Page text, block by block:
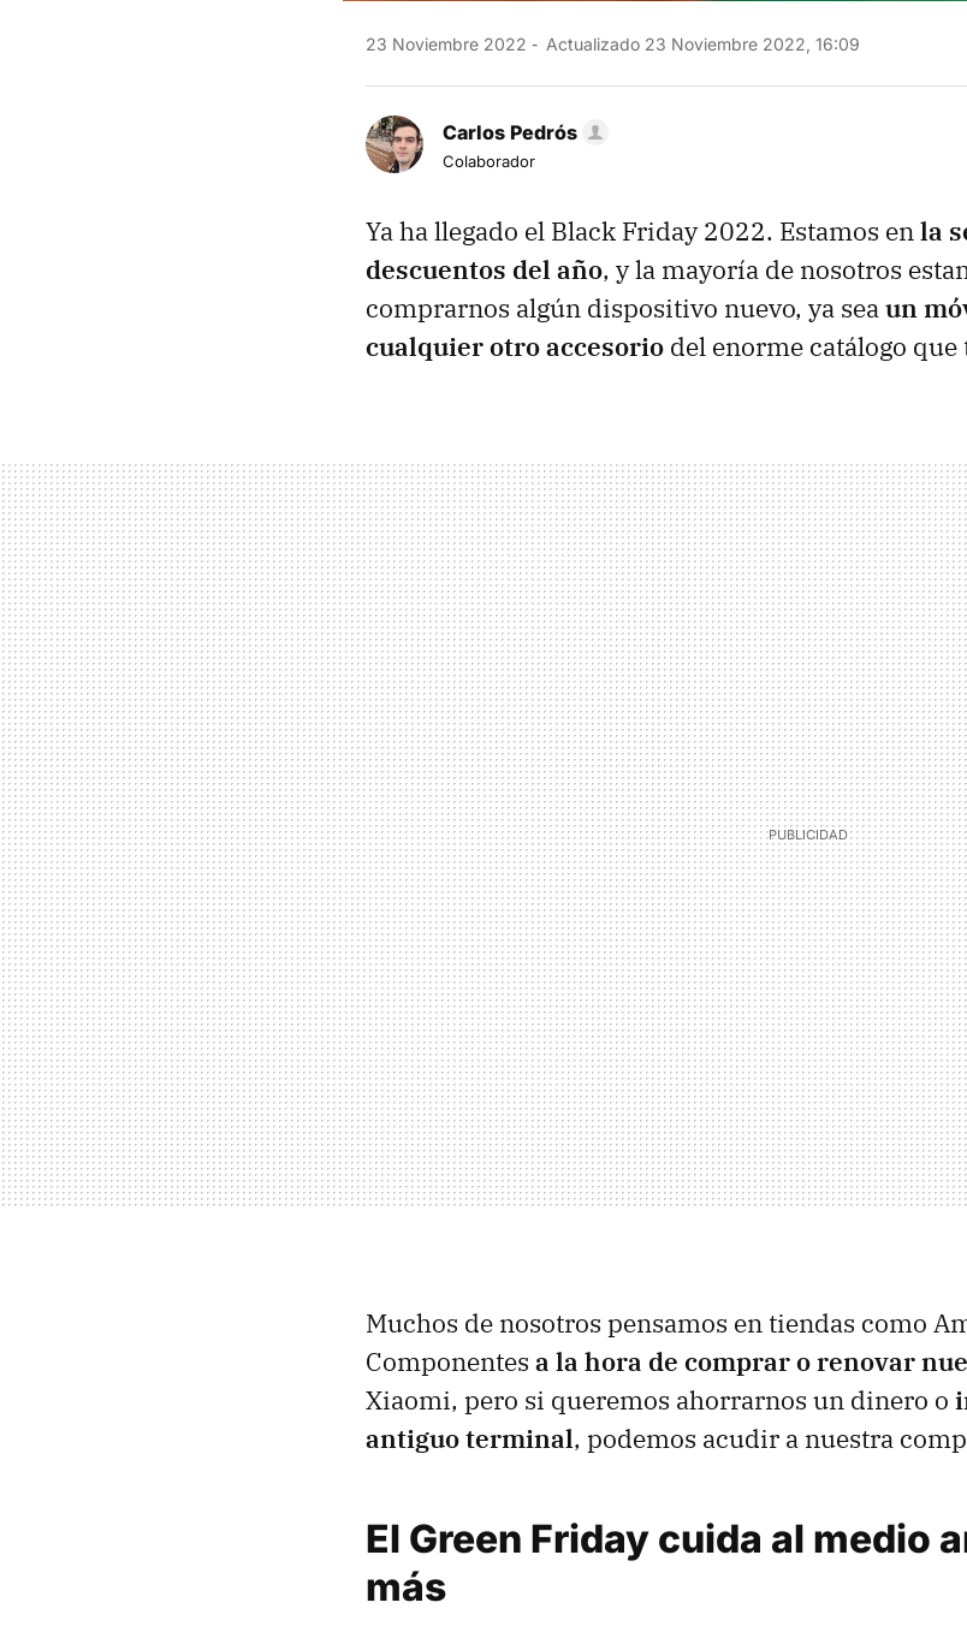
23 Noviembre 2022 Actualizado 23 Noviembre 2022, 16:09
Carlos Pedrós
Colaborador
Ya ha llegado el Black Friday 2022. Estamos enla
descuentos del año, y la mayoría de nosotros
comprarnos algún dispositivo nuevo, ya seaun
cualquier otro accesorio del enorme catálogo
Muchos de nosotros pensamos en tiendas como
Componentes a la hora de comprar o renovar
Xiaomi, pero si queremos ahorrarnos un dinero o
antiguo terminal, podemos acudir a nuestra
El Green Friday cuida al medio
más